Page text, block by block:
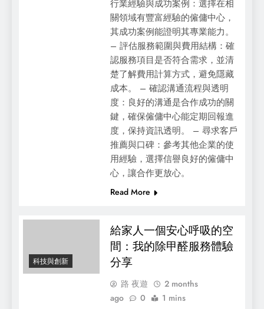
行業經驗與成功案例：選擇在相
關領域有豐富經驗的僱傭中心，
其成功案例能證明其專業能力。
– 評估服務範圍與費用結構：確
認服務項目是否符合需求，並清
楚了解費用計算方式，避免隱藏
成本。 – 確認溝通流程與透明
度：良好的溝通是合作成功的關
鍵，確保僱傭中心能定期回報進
度，保持資訊透明。 – 尋求客戶
推薦與口碑：參考其他企業的使
用經驗，選擇信譽良好的僱傭中
心，讓合作更放心。
Read More
科技與創新
給家人一個安心呼吸的空
間：我的除甲醛服務體驗
分享
路 夜遊
2 months
ago
0 1 mins